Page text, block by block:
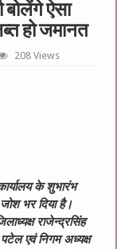
बोलेंगे ऐसा
हो जमानत
208 Views
के शुभारंभ
भर दिया है।
राजेन्द्रसिंह
एवं निगम अध्यक्ष